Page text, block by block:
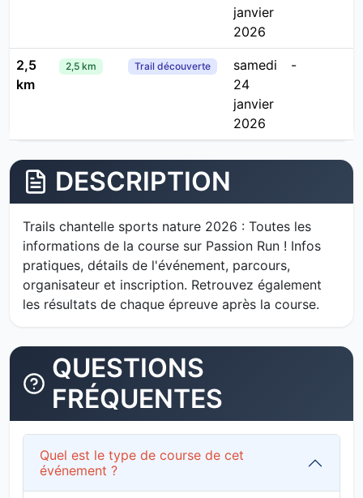
janvier
2026
2,5
km
2,5 km Trail découverte
samedi
24
janvier
2026
-
DESCRIPTION
Trails chantelle sports nature 2026 : Toutes les
informations de la course sur Passion Run ! Infos
pratiques, détails de l'événement, parcours,
organisateur et inscription. Retrouvez également
les résultats de chaque épreuve après la course.
QUESTIONS
FRÉQUENTES
Quel est le type de course de cet
événement ?